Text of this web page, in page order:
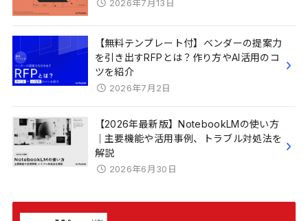
2026年7月13日
【無料テンプレート付】ベンダーの提案力
を引き出すRFPとは？作り方やAI活用のコ
ツを紹介
2026年7月2日
【2026年最新版】NotebookLMの使い方
｜主要機能や活用事例、トラブル対処法を
解説
2026年6月30日